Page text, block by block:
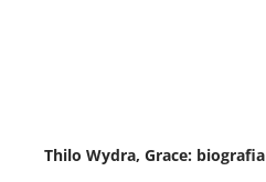
Thilo Wydra, Grace: biografia